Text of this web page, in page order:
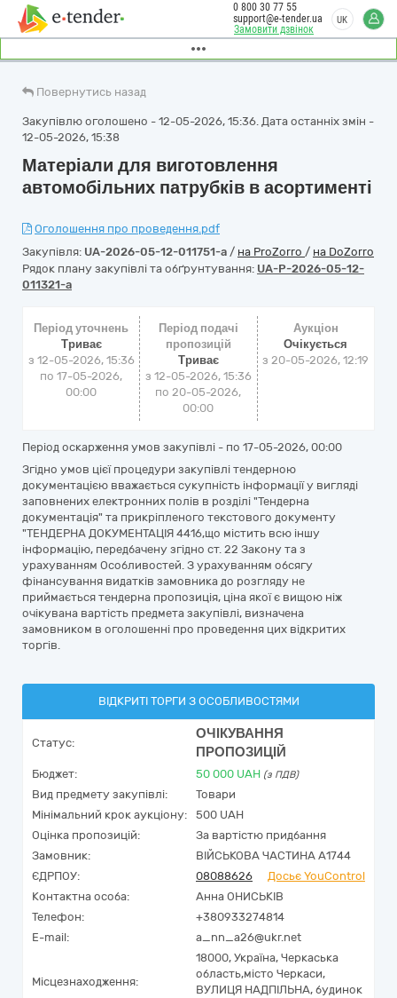
Замовити дзвінок
0 800 30 77 55
support@e-tender.ua
UK
Повернутись назад
Закупівлю оголошено - 12-05-2026, 15:36. Дата останніх змін -
12-05-2026, 15:38
Матеріали для виготовлення
автомобільних патрубків в асортименті
Оголошення про проведення.pdf
Закупівля: UA-2026-05-12-011751-a / на ProZorro / на DoZorro
Рядок плану закупівлі та обґрунтування: UA-P-2026-05-12-
011321-a
Період уточнень
Триває
з 12-05-2026, 15:36
по 17-05-2026,
00:00
Період подачі
пропозицій
Триває
з 12-05-2026, 15:36
по 20-05-2026,
00:00
Аукціон
Очікується
з20-05-2026, 12:19
Період оскарження умов закупівлі - по 17-05-2026, 00:00
Згідно умов цієї процедури закупівлі тендерною
документацією вважається сукупність інформації у вигляді
заповнених електронних полів в розділі "Тендерна
документація" та прикріпленого текстового документу
"ТЕНДЕРНА ДОКУМЕНТАЦІЯ 4416,що містить всю іншу
інформацію, передбачену згідно ст. 22 Закону та з
урахуванням Особливостей. З урахуванням обсягу
фінансування видатків замовника до розгляду не
приймається тендерна пропозиція, ціна якої є вищою ніж
очікувана вартість предмета закупівлі, визначена
замовником в оголошенні про проведення цих відкритих
торгів.
ВІДКРИТІ ТОРГИ З ОСОБЛИВОСТЯМИ
Статус:
ОЧІКУВАННЯ
ПРОПОЗИЦІЙ
Бюджет: 50 000 UAH (з ПДВ)
Вид предмету закупівлі:
Товари
Мінімальний крок аукціону:
500 UAH
Оцінка пропозицій:
За вартістю придбання
Замовник:
ВІЙСЬКОВА ЧАСТИНА А1744
ЄДРПОУ:
08088626
Досьє YouControl
Контактна особа:
Анна ОНИСЬКІВ
Телефон:
+380933274814
E-mail:
a_nn_a26@ukr.net
Місцезнаходження:
18000, Україна, Черкаська
область,місто Черкаси,
ВУЛИЦЯ НАДПІЛЬНА, будинок